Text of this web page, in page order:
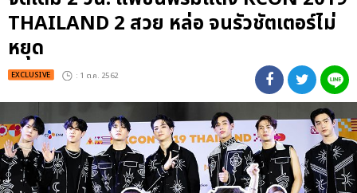
THAILAND 2 สวย หล่อ จนรัวชัตเตอร์ไม่
หยุด
EXCLUSIVE : 1 ต.ค. 2562